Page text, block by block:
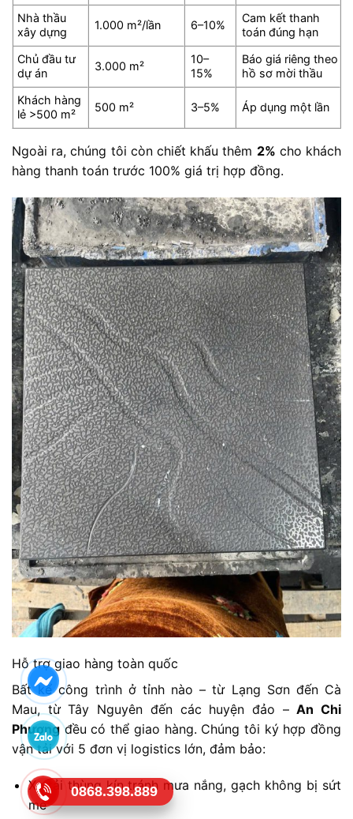
Nhà thầu
xây dựng
1.000 m²/lần 6–10%
Cam kết thanh
toán đúng hạn
Chủ đầu tư
dự án
3.000 m²
10–
15%
Báo giá riêng theo
hồ sơ mời thầu
Khách hàng
lẻ >500 m²
500 m² 3–5% Áp dụng một lần
Ngoài ra, chúng tôi còn chiết khấu thêm 2% cho khách
hàng thanh toán trước 100% giá trị hợp đồng.
Hỗ trợ giao hàng toàn quốc
Bất kể công trình ở tỉnh nào – từ Lạng Sơn đến Cà
Mau, từ Tây Nguyên đến các huyện đảo –An Chi
Phươngđều có thể giao hàng. Chúng tôi ký hợp đồng
vận tải với 5 đơn vị logistics lớn, đảm bảo:
Xe tải thùng kín tránh mưa nắng, gạch không bị sứt
mẻ
0868.398.889